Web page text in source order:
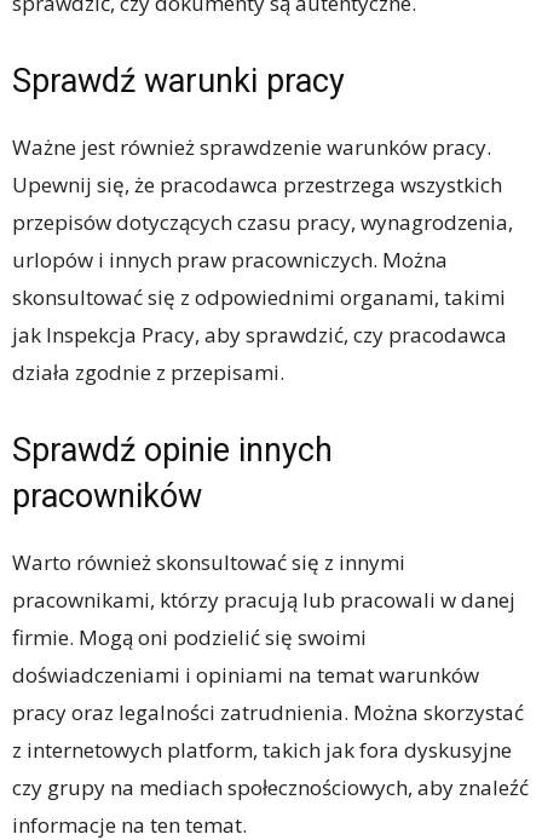
Sprawdź warunki pracy
Ważne jest również sprawdzenie warunków pracy.
Upewnij się, że pracodawca przestrzega wszystkich
przepisów dotyczących czasu pracy, wynagrodzenia,
urlopów i innych praw pracowniczych. Można
skonsultować się z odpowiednimi organami, takimi
jak Inspekcja Pracy, aby sprawdzić, czy pracodawca
działa zgodnie z przepisami.
Sprawdź opinie innych
pracowników
Warto również skonsultować się z innymi
pracownikami, którzy pracują lub pracowali w danej
firmie. Mogą oni podzielić się swoimi
doświadczeniami i opiniami na temat warunków
pracy oraz legalności zatrudnienia. Można skorzystać
z internetowych platform, takich jak fora dyskusyjne
czy grupy na mediach społecznościowych, aby znaleźć
informacje na ten temat.